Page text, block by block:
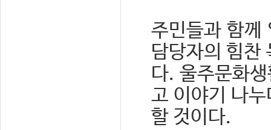
주민들과 함께
담당자의 힘찬
다. 울주문화
고 이야기 나
할 것이다.